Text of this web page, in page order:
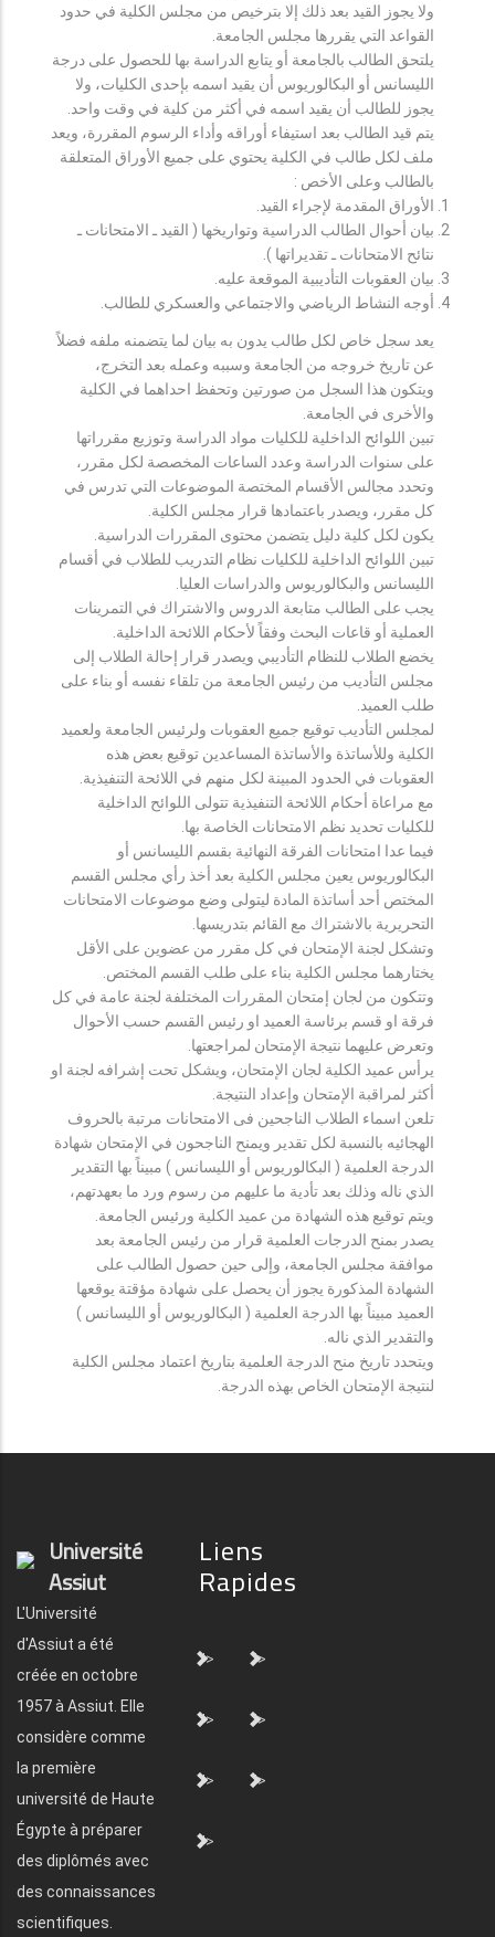
ولا يجوز القيد بعد ذلك إلا بترخيص من مجلس الكلية في حدود
القواعد التي يقررها مجلس الجامعة.
يلتحق الطالب بالجامعة أو يتابع الدراسة بها للحصول على درجة
الليسانس أو البكالوريوس أن يقيد اسمه بإحدى الكليات، ولا
يجوز للطالب أن يقيد اسمه في أكثر من كلية في وقت واحد.
يتم قيد الطالب بعد استيفاء أوراقه وأداء الرسوم المقررة، ويعد
ملف لكل طالب في الكلية يحتوي على جميع الأوراق المتعلقة
بالطالب وعلى الأخص :
الأوراق المقدمة لإجراء القيد.
بيان أحوال الطالب الدراسية وتواريخها ( القيد ـ الامتحانات ـ
نتائح الامتحانات ـ تقديراتها ).
بيان العقوبات التأديبية الموقعة عليه.
أوجه النشاط الرياضي والاجتماعي والعسكري للطالب.
يعد سجل خاص لكل طالب يدون به بيان لما يتضمنه ملفه فضلاً
عن تاريخ خروجه من الجامعة وسببه وعمله بعد التخرج،
ويتكون هذا السجل من صورتين وتحفظ احداهما في الكلية
والأخرى في الجامعة.
تبين اللوائح الداخلية للكليات مواد الدراسة وتوزيع مقرراتها
على سنوات الدراسة وعدد الساعات المخصصة لكل مقرر،
وتحدد مجالس الأقسام المختصة الموضوعات التي تدرس في
كل مقرر، ويصدر باعتمادها قرار مجلس الكلية.
يكون لكل كلية دليل يتضمن محتوى المقررات الدراسية.
تبين اللوائح الداخلية للكليات نظام التدريب للطلاب في أقسام
الليسانس والبكالوريوس والدراسات العليا.
يجب على الطالب متابعة الدروس والاشتراك في التمرينات
العملية أو قاعات البحث وفقاً لأحكام اللائحة الداخلية.
يخضع الطلاب للنظام التأديبي ويصدر قرار إحالة الطلاب إلى
مجلس التأديب من رئيس الجامعة من تلقاء نفسه أو بناء على
طلب العميد.
لمجلس التأديب توقيع جميع العقوبات ولرئيس الجامعة ولعميد
الكلية وللأساتذة والأساتذة المساعدين توقيع بعض هذه
العقوبات في الحدود المبينة لكل منهم في اللائحة التنفيذية.
مع مراعاة أحكام اللائحة التنفيذية تتولى اللوائح الداخلية
للكليات تحديد نظم الامتحانات الخاصة بها.
فيما عدا امتحانات الفرقة النهائية بقسم الليسانس أو
البكالوريوس يعين مجلس الكلية بعد أخذ رأي مجلس القسم
المختص أحد أساتذة المادة ليتولى وضع موضوعات الامتحانات
التحريرية بالاشتراك مع القائم بتدريسها.
وتشكل لجنة الإمتحان في كل مقرر من عضوين على الأقل
يختارهما مجلس الكلية بناء على طلب القسم المختص.
وتتكون من لجان إمتحان المقررات المختلفة لجنة عامة في كل
فرقة او قسم برئاسة العميد او رئيس القسم حسب الأحوال
وتعرض عليهما نتيجة الإمتحان لمراجعتها.
يرأس عميد الكلية لجان الإمتحان، ويشكل تحت إشرافه لجنة او
أكثر لمراقبة الإمتحان وإعداد النتيجة.
تلعن اسماء الطلاب الناجحين فى الامتحانات مرتبة بالحروف
الهجائيه بالنسبة لكل تقدير ويمنح الناجحون في الإمتحان شهادة
الدرجة العلمية ( البكالوريوس أو الليسانس ) مبيناً بها التقدير
الذي ناله وذلك بعد تأدية ما عليهم من رسوم ورد ما بعهدتهم،
ويتم توقيع هذه الشهادة من عميد الكلية ورئيس الجامعة.
يصدر بمنح الدرجات العلمية قرار من رئيس الجامعة بعد
موافقة مجلس الجامعة، وإلى حين حصول الطالب على
الشهادة المذكورة يجوز أن يحصل على شهادة مؤقتة يوقعها
العميد مبيناً بها الدرجة العلمية ( البكالوريوس أو الليسانس )
والتقدير الذي ناله.
ويتحدد تاريخ منح الدرجة العلمية بتاريخ اعتماد مجلس الكلية
لنتيجة الإمتحان الخاص بهذه الدرجة.
Université
Assiut
L'Université
d'Assiut a été
créée en octobre
1957 à Assiut. Elle
considère comme
la première
université de Haute
Égypte à préparer
des diplômés avec
des connaissances
scientifiques.
Liens
Rapides
"> ">
"> ">
"> ">
">